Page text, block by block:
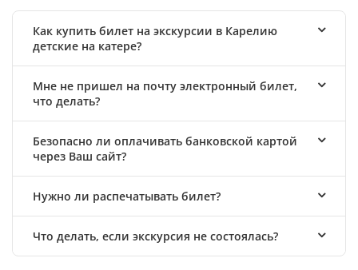
Как купить билет на экскурсии в Карелию
детские на катере?
Мне не пришел на почту электронный билет,
что делать?
Безопасно ли оплачивать банковской картой
через Ваш сайт?
Нужно ли распечатывать билет?
Что делать, если экскурсия не состоялась?